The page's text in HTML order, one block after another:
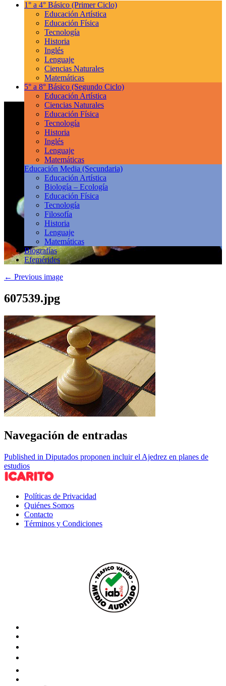
1° a 4° Básico (Primer Ciclo)
Educación Artística
Educación Física
Tecnología
Historia
Inglés
Lenguaje
Ciencias Naturales
Matemáticas
5° a 8° Básico (Segundo Ciclo)
Educación Artística
Ciencias Naturales
Educación Física
Tecnología
Historia
Inglés
Lenguaje
Matemáticas
Educación Media (Secundaria)
Educación Artística
Biología – Ecología
Educación Física
Tecnología
Filosofía
Historia
Lenguaje
Matemáticas
Biografías
Efemérides
← Previous image
607539.jpg
Navegación de entradas
Published in Diputados proponen incluir el Ajedrez en planes de
estudios
Políticas de Privacidad
Quiénes Somos
Contacto
Términos y Condiciones